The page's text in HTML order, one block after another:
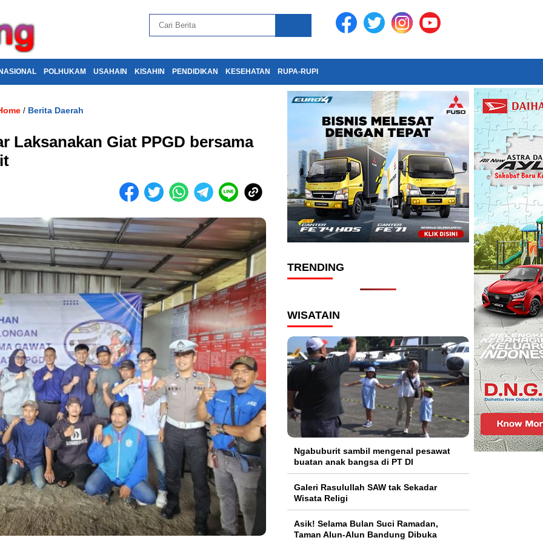
POLHUKAM USAHAIN KISAHIN PENDIDIKAN KESEHATAN RUPA-RUPI
/ Berita Daerah
Laksanakan Giat PPGD bersama
TRENDING
WISATAIN
Ngabuburit sambil mengenal pesawat
buatan anak bangsa di PT DI
Galeri Rasulullah SAW tak Sekadar
Wisata Religi
Asik! Selama Bulan Suci Ramadan,
Taman Alun-Alun Bandung Dibuka